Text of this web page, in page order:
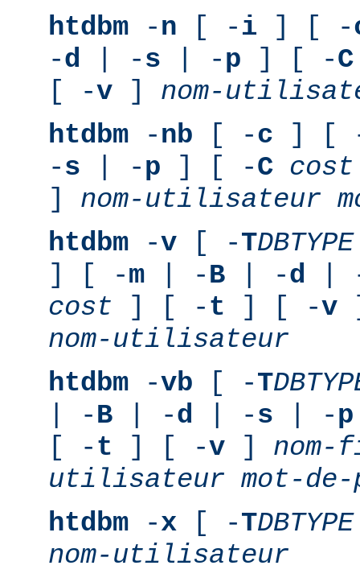
htdbm -n [ -i ] [ -
-d | -s | -p ] [ -C
[ -v ] nom-
htdbm -nb [ -c ] [
-s | -p ] [ -C cost
] nom-utilisateur
htdbm -v [ -TDBTYPE
] [ -m | -B | -d |
cost ] [ -t ] [ -v
nom-utilisateur
htdbm -vb [ -T
| -B | -d | -s | -p
[ -t ] [ -v ]
utilisateur mot-de-
htdbm -x [ -TDBTYPE
nom-utilisateur